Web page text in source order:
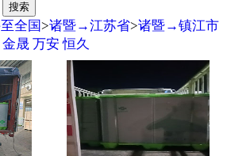
在线留言
{pboot:if(0==1)}
个人中心
搜索
全国>诸暨→江苏省>诸暨→镇江市
金晟 万安 恒久